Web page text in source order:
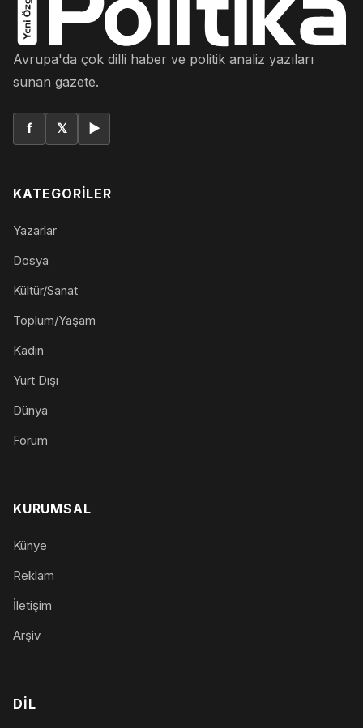
Avrupa'da çok dilli haber ve politik analiz yazıları
sunan gazete.
f 𝕏 ▶
KATEGORILER
Yazarlar
Dosya
Kültür/Sanat
Toplum/Yaşam
Kadın
Yurt Dışı
Dünya
Forum
KURUMSAL
Künye
Reklam
İletişim
Arşiv
DIL